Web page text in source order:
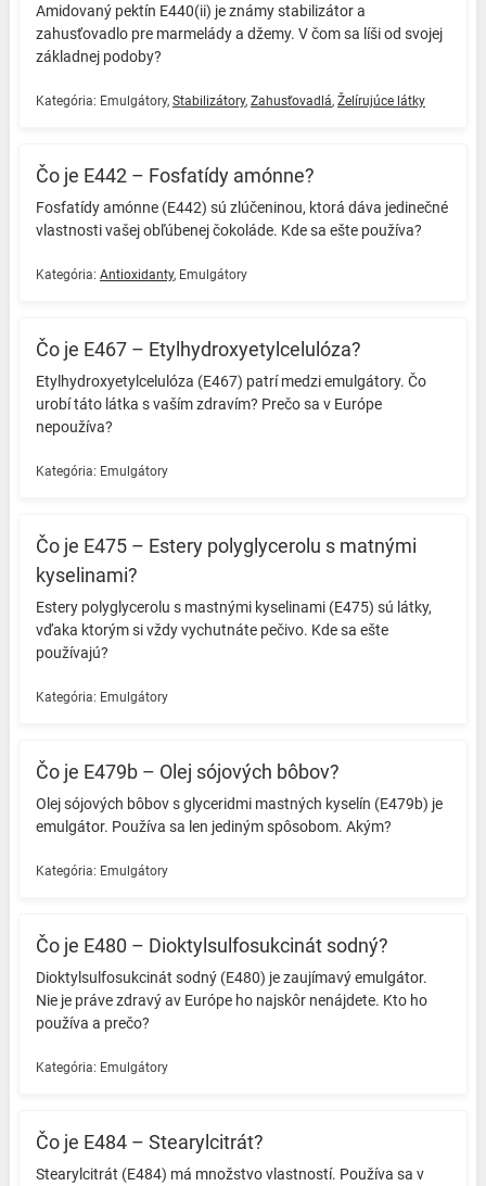
Amidovaný pektín E440(ii) je známy stabilizátor a
zahusťovadlo pre marmelády a džemy. V čom sa líši od svojej
základnej podoby? ️
Kategória: Emulgátory, Stabilizátory, Zahusťovadlá, Želírujúce látky
Čo je E442 – Fosfatídy amónne?
Fosfatídy amónne (E442) sú zlúčeninou, ktorá dáva jedinečné
vlastnosti vašej obľúbenej čokoláde. Kde sa ešte používa? ️
Kategória: Antioxidanty, Emulgátory
Čo je E467 – Etylhydroxyetylcelulóza?
Etylhydroxyetylcelulóza (E467) patrí medzi emulgátory. Čo
urobí táto látka s vaším zdravím? Prečo sa v Európe
nepoužíva? ️
Kategória: Emulgátory
Čo je E475 – Estery polyglycerolu s matnými
kyselinami?
Estery polyglycerolu s mastnými kyselinami (E475) sú látky,
vďaka ktorým si vždy vychutnáte pečivo. Kde sa ešte
používajú? ️
Kategória: Emulgátory
Čo je E479b – Olej sójových bôbov?
Olej sójových bôbov s glyceridmi mastných kyselín (E479b) je
emulgátor. Používa sa len jediným spôsobom. Akým? ️
Kategória: Emulgátory
Čo je E480 – Dioktylsulfosukcinát sodný?
Dioktylsulfosukcinát sodný (E480) je zaujímavý emulgátor.
Nie je práve zdravý av Európe ho najskôr nenájdete. Kto ho
používa a prečo? ️
Kategória: Emulgátory
Čo je E484 – Stearylcitrát?
Stearylcitrát (E484) má množstvo vlastností. Používa sa v